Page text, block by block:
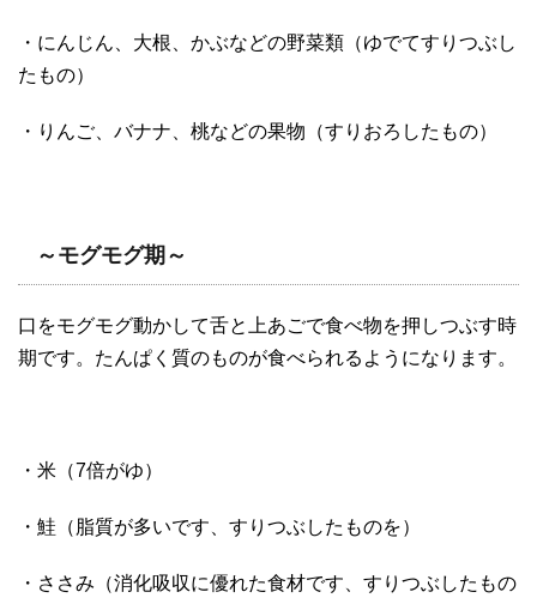
・にんじん、大根、かぶなどの野菜類（ゆでてすりつぶし
たもの）
・りんご、バナナ、桃などの果物（すりおろしたもの）
～モグモグ期～
口をモグモグ動かして舌と上あごで食べ物を押しつぶす時
期です。たんぱく質のものが食べられるようになります。
・米（7倍がゆ）
・鮭（脂質が多いです、すりつぶしたものを）
・ささみ（消化吸収に優れた食材です、すりつぶしたもの